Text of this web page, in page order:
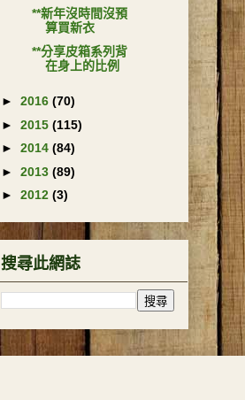
**新年沒時間沒預
算買新衣
**分享皮箱系列背
在身上的比例
► 2016 (70)
► 2015 (115)
► 2014 (84)
► 2013 (89)
► 2012 (3)
搜尋此網誌